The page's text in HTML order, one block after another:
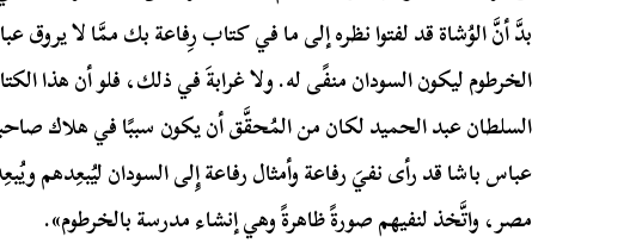
بدَّ أنَّ الوُشاة قد لفتوا نظره إلى ما في كتاب رِفاعة بك ممَّا لا يروق
الخرطوم ليكون السودان منفًى له. ولا غرابةَ في ذلك، فلو أن هذا
السلطان عبد الحميد لكان من المُحقَّق أن يكون سببًا في هلاك
عباس باشا قد رأى نفيَ رفاعة وأمثال رفاعة إِلى السودان ليُبعِدهم
مصر، واتَّخذ لنفيهم صورةً ظاهرةً وهي إنشاء مدرسة بالخرطوم».